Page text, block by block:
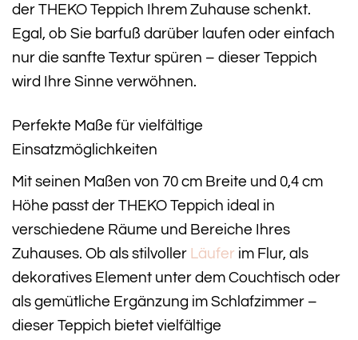
der THEKO Teppich Ihrem Zuhause schenkt.
Egal, ob Sie barfuß darüber laufen oder einfach
nur die sanfte Textur spüren – dieser Teppich
wird Ihre Sinne verwöhnen.
Perfekte Maße für vielfältige
Einsatzmöglichkeiten
Mit seinen Maßen von 70 cm Breite und 0,4 cm
Höhe passt der THEKO Teppich ideal in
verschiedene Räume und Bereiche Ihres
Zuhauses. Ob als stilvoller Läufer im Flur, als
dekoratives Element unter dem Couchtisch oder
als gemütliche Ergänzung im Schlafzimmer –
dieser Teppich bietet vielfältige